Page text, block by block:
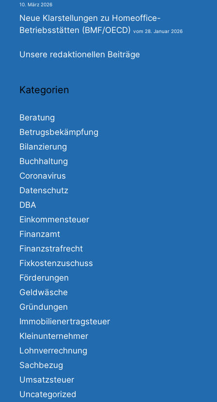
10. März 2026
Neue Klarstellungen zu Homeoffice-
Betriebsstätten (BMF/OECD)
28. Januar 2026
Unsere redaktionellen Beiträge
Kategorien
Beratung
Betrugsbekämpfung
Bilanzierung
Buchhaltung
Coronavirus
Datenschutz
DBA
Einkommensteuer
Finanzamt
Finanzstrafrecht
Fixkostenzuschuss
Förderungen
Geldwäsche
Gründungen
Immobilienertragsteuer
Kleinunternehmer
Lohnverrechnung
Sachbezug
Umsatzsteuer
Uncategorized